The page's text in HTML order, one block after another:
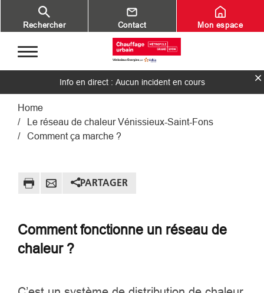
Aller au contenu principal
Rechercher Contact Mon espace
Info en direct : Aucun incident en cours
Fil d'Ariane
Home
Le réseau de chaleur Vénissieux-Saint-Fons
Comment ça marche ?
PARTAGER
Comment fonctionne un réseau de
chaleur ?